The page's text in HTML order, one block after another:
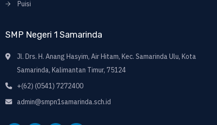
Puisi
SMP Negeri 1 Samarinda
Jl. Drs. H. Anang Hasyim, Air Hitam, Kec. Samarinda Ulu, Kota
Samarinda, Kalimantan Timur, 75124
+(62) (0541) 7272400
admin@smpn1samarinda.sch.id